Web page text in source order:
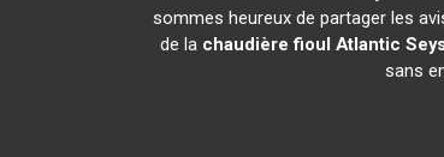
sommes heureux de partager les
de la chaudière fioul Atlantic
sans